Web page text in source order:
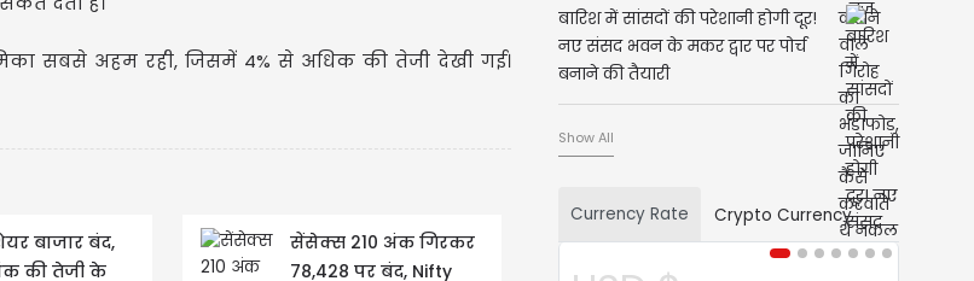
सबसे अहम रही, जिसमें 4% से अधिक की तेजी देखी गई।
बाजार बंद,
की तेजी के
सेंसेक्स 210 अंक गिरकर
78,428 पर बंद, Nifty
बारिश में सांसदों की परेशानी होगी दूर!
नए संसद भवन के मकर द्वार पर पोर्च
बनाने की तैयारी
Show All
Currency Rate Crypto Currency